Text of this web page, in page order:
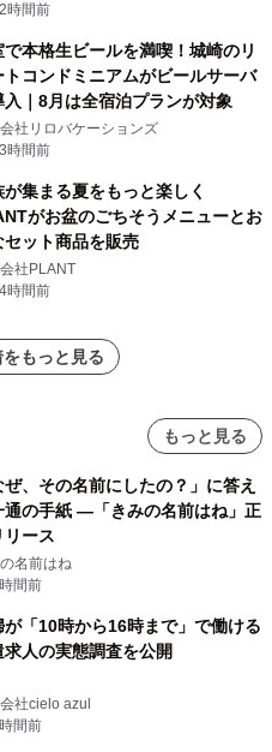
時間前
で本格生ビールを満喫！城崎のリ
トコンドミニアムがビールサーバ
入｜8月は全宿泊プランが対象
社リロバケーションズ
時間前
が集まる夏をもっと楽しく
がお盆のごちそうメニューとお
セット商品を販売
社PLANT
時間前
もっと見る
もっと見る
ぜ、その名前にしたの？」に答え
通の手紙 ―「きみの名前はね」正
リース
名前はね
間前
が「10時から16時まで」で働ける
求人の実態調査を公開
社cielo azul
間前